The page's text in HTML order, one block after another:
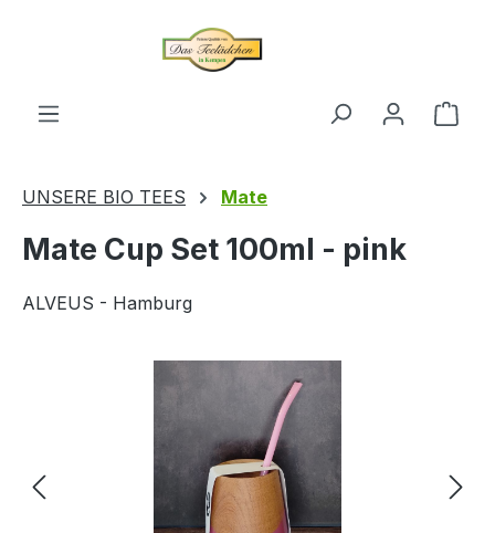
UNSERE BIO TEES Mate
Mate Cup Set 100ml - pink
ALVEUS - Hamburg